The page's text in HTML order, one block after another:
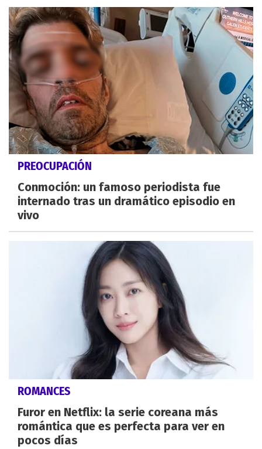
PREOCUPACIÓN
Conmoción: un famoso periodista fue
internado tras un dramático episodio en
vivo
ROMANCES
Furor en Netflix: la serie coreana más
romántica que es perfecta para ver en
pocos días